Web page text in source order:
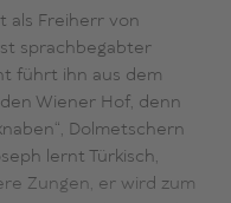
als Freiherr von
sprachbegabter
führt ihn aus dem
Wiener Hof, denn
Dolmetschern
lernt Türkisch,
Zungen, er wird zum